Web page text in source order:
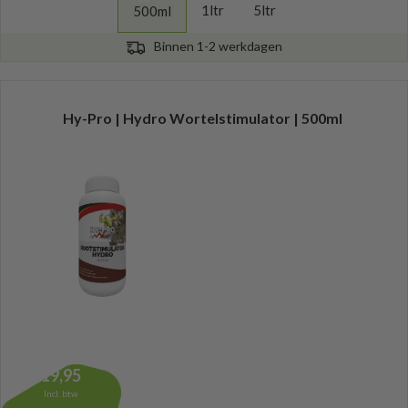
500ml 1ltr 5ltr
Binnen 1-2 werkdagen
Hy-Pro | Hydro Wortelstimulator | 500ml
19,95
Incl. btw